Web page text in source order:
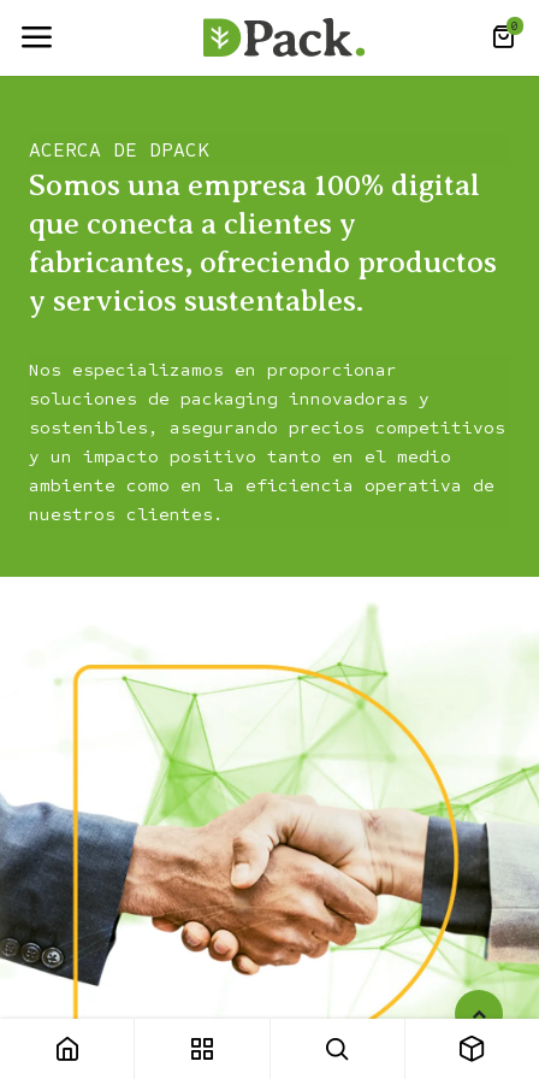
0
ACERCA DE DPACK
Somos una empresa 100% digital
que conecta a clientes y
fabricantes, ofreciendo productos
y servicios sustentables.
Nos especializamos en proporcionar
soluciones de packaging innovadoras y
sostenibles, asegurando precios competitivos
y un impacto positivo tanto en el medio
ambiente como en la eficiencia operativa de
nuestros clientes.